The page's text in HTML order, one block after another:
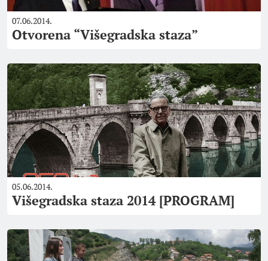
07.06.2014.
Otvorena “Višegradska staza”
05.06.2014.
Višegradska staza 2014 [PROGRAM]